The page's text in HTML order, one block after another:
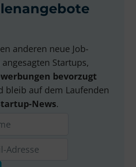
anderen neue Job-
Startups,
bevorzugt
bleib auf dem Laufenden
News.